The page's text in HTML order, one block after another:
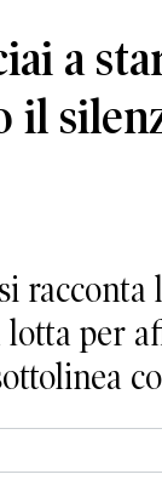
a
il
racconta
lotta per